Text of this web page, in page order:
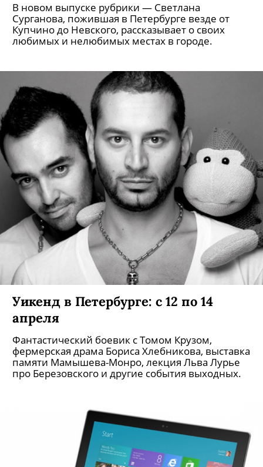
В новом выпуске рубрики — Светлана
Сурганова, пожившая в Петербурге везде от
Купчино до Невского, рассказывает о своих
любимых и нелюбимых местах в городе.
Уикенд в Петербурге: с 12 по 14
апреля
Фантастический боевик с Томом Крузом,
фермерская драма Бориса Хлебникова, выставка
памяти Мамышева-Монро, лекция Льва Лурье
про Березовского и другие события выходных.